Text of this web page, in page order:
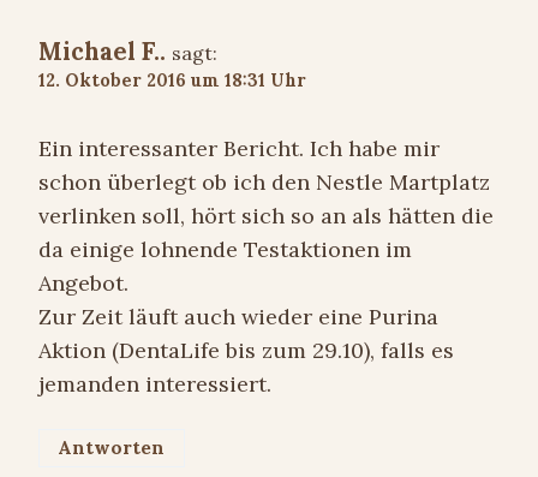
Michael F.. sagt:
12. Oktober 2016 um 18:31 Uhr
Ein interessanter Bericht. Ich habe mir
schon überlegt ob ich den Nestle Martplatz
verlinken soll, hört sich so an als hätten die
da einige lohnende Testaktionen im
Angebot.
Zur Zeit läuft auch wieder eine Purina
Aktion (DentaLife bis zum 29.10), falls es
jemanden interessiert.
Antworten